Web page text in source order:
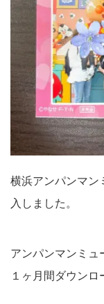
横浜アンパンマン
入しました。
アンパンマンミュ
１ヶ月間ダウンロ